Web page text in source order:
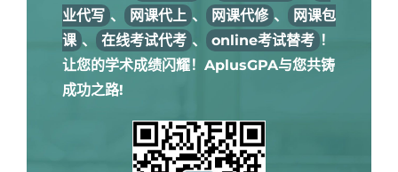
业代写 、 网课代上 、 网课代修 、
网课包
课 、 在线考试代考 、 online考试替考 ！
让您的学术成绩闪耀！AplusGPA与您共铸
成功之路!